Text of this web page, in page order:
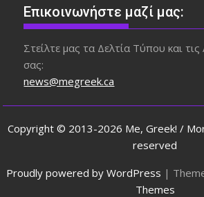
Επικοινωνήστε μαζί μας:
Στείλτε μας τα Δελτία Τύπου και
σας:
news@megreek.ca
Copyright © 2013-2026 Me, Greek! /
reserved
Proudly powered by WordPress |
Themes